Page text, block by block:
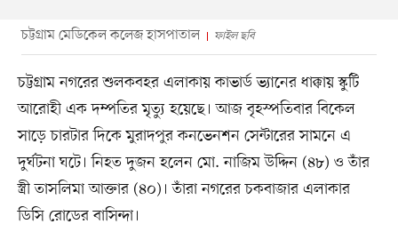
চট্টগ্রাম মেডিকেল কলেজ হাসপাতাল ফাইল ছবি
চট্টগ্রাম নগরের শুলকবহর এলাকায় কাভার্ড ভ্যানের ধাক্কায় স্কুটি
আরোহী এক দম্পতির মৃত্যু হয়েছে। আজ বৃহস্পতিবার বিকেল
সাড়ে চারটার দিকে মুরাদপুর কনভেনশন সেন্টারের সামনে এ
দুর্ঘটনা ঘটে। নিহত দুজন হলেন মো. নাজিম উদ্দিন (৪৮) ও তাঁর
স্ত্রী তাসলিমা আক্তার (৪০)। তাঁরা নগরের চকবাজার এলাকার
ডিসি রোডের বাসিন্দা।